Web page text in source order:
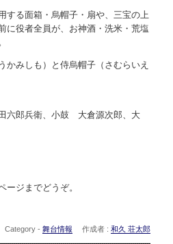
する面箱・烏帽子・扇や、三宝の上
に役者全員が、お神酒・洗米・荒塩
かみしも）と侍烏帽子（さむらいえ
六郎兵衛、小鼓 大倉源次郎、大
ジまでどうぞ。
Category - 舞台情報 作成者 : 和久 荘太郎